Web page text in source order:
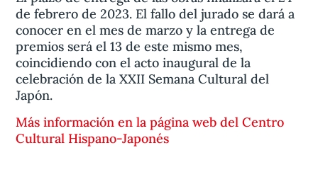
de febrero de 2023. El fallo del jurado se dará a
conocer en el mes de marzo y la entrega de
premios será el 13 de este mismo mes,
coincidiendo con el acto inaugural de la
celebración de la XXII Semana Cultural del
Japón.
Más información en la página web del Centro
Cultural Hispano-Japonés